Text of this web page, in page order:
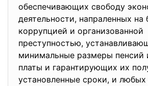
обеспечивающих свободу
деятельности, напраленных на
коррупцией и организованной
преступностью,
минимальные размеры пенсий
платы и гарантирующих их
установленные сроки, и любых